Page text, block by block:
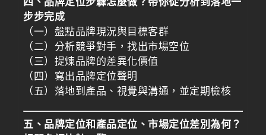
步步完成
（一）盤點品牌現況與目標客群
（二）分析競爭對手，找出市場空位
（三）提煉品牌的差異化價值
（四）寫出品牌定位聲明
（五）落地到產品、視覺與溝通，並定期檢核
五、品牌定位和產品定位、市場定位差別為何？